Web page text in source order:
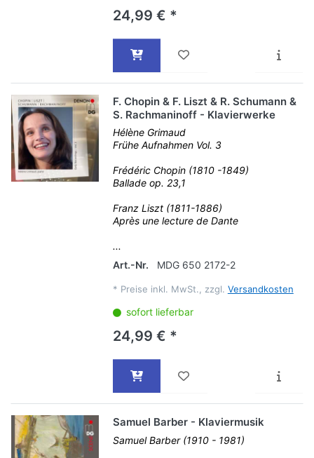
24,99 € *
F. Chopin & F. Liszt & R. Schumann &
S. Rachmaninoff - Klavierwerke
Hélène Grimaud
Frühe Aufnahmen Vol. 3
Frédéric Chopin (1810 -1849)
Ballade op. 23,1
Franz Liszt (1811-1886)
Après une lecture de Dante
...
Art.-Nr.
MDG 650 2172-2
* Preise inkl. MwSt., zzgl. Versandkosten
sofort lieferbar
24,99 € *
Samuel Barber - Klaviermusik
Samuel Barber (1910 - 1981)